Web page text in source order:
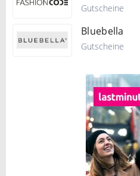
Gutscheine
Bluebella
Gutscheine